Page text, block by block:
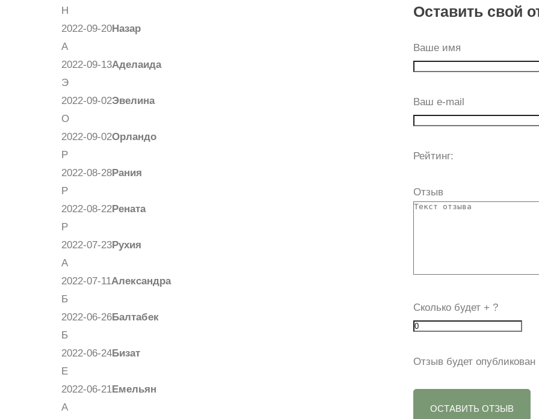
Н
2022-09-20Назар
А
2022-09-13Аделаида
Э
2022-09-02Эвелина
О
2022-09-02Орландо
Р
2022-08-28Рания
Р
2022-08-22Рената
Р
2022-07-23Рухия
А
2022-07-11Александра
Б
2022-06-26Балтабек
Б
2022-06-24Бизат
Е
2022-06-21Емельян
А
Оставить свой
Ваше имя
Ваш e-mail
Рейтинг:
Отзыв
Сколько будет + ?
Отзыв будет
ОСТАВИТЬ ОТЗЫВ